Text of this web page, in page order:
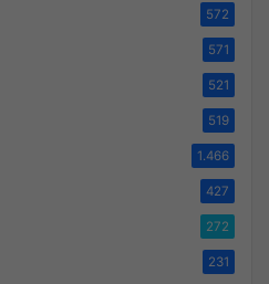
572
571
521
519
1.466
427
272
231